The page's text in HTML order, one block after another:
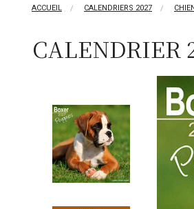
ACCUEIL CALENDRIERS 2027
CALENDRIER